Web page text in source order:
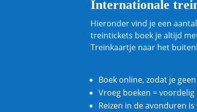
Internationale
Hieronder vind je een
treintickets boek je altijd
Treinkaartje naar het
Boek online, zodat je
Vroeg boeken = voordelig
Reizen in de avonduren